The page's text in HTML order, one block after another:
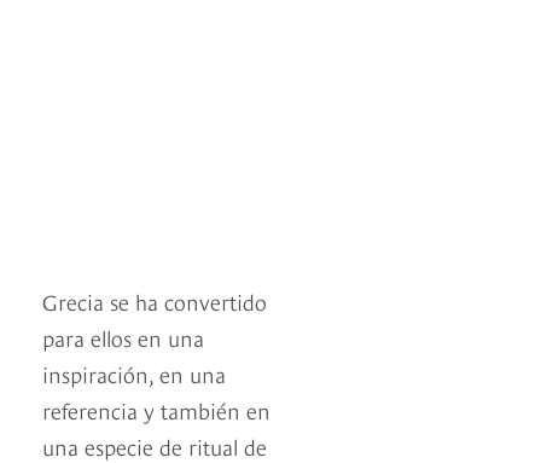
Grecia se ha convertido
para ellos en una
inspiración, en una
referencia y también en
una especie de ritual de